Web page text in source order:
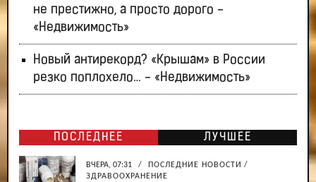
не престижно, а просто дорого -
«Недвижимость»
Новый антирекорд? «Крышам» в России
резко поплохело… - «Недвижимость»
ПОСЛЕДНЕЕ ЛУЧШЕЕ
ВЧЕРА, 07:31 / ПОСЛЕДНИЕ НОВОСТИ /
ЗДРАВООХРАНЕНИЕ